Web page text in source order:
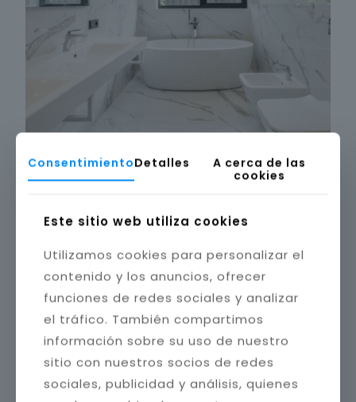
ConsentimientoDetalles
A cerca de las
cookies
Este sitio web utiliza cookies
Utilizamos cookies para personalizar el
contenido y los anuncios, ofrecer
funciones de redes sociales y analizar
el tráfico. También compartimos
información sobre su uso de nuestro
sitio con nuestros socios de redes
sociales, publicidad y análisis, quienes